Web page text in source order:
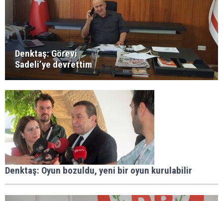
Denktaş: Görevi
Sadeli’ye devrettim
Denktaş: Oyun bozuldu, yeni bir oyun kurulabilir